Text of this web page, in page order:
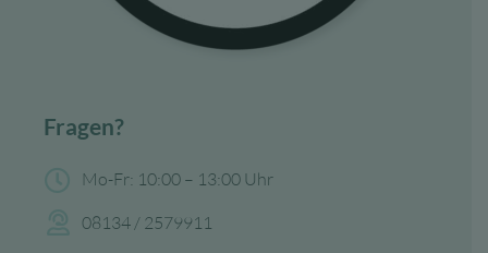
Fragen?
Mo-Fr: 10:00 – 13:00 Uhr
08134 / 2579911